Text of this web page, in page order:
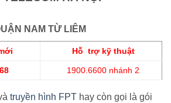
NAM TỪ LIÊM
Hỗ trợ kỹ thuật
1900.6600 nhánh 2
truyền hình FPT hay còn gọi là gói